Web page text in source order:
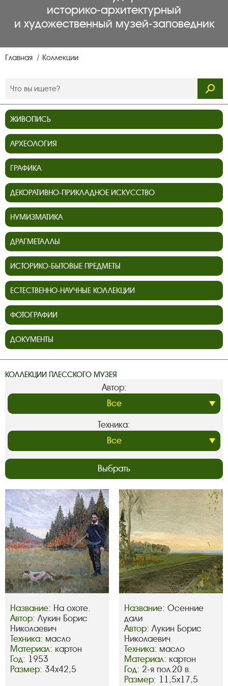
историко‑архитектурный
и художественный музей‑заповедник
Главная Коллекции
ЖИВОПИСЬ
АРХЕОЛОГИЯ
ГРАФИКА
ДЕКОРАТИВНО-ПРИКЛАДНОЕ ИСКУССТВО
НУМИЗМАТИКА
ДРАГМЕТАЛЛЫ
ИСТОРИКО-БЫТОВЫЕ ПРЕДМЕТЫ
ЕСТЕСТВЕННО-НАУЧНЫЕ КОЛЛЕКЦИИ
ФОТОГРАФИИ
ДОКУМЕНТЫ
КОЛЛЕКЦИИ ПЛЕССКОГО МУЗЕЯ
Автор:
Техника:
Выбрать
Название: На охоте.
Автор: Лукин Борис
Николаевич
Техника: масло
Материал: картон
Год: 1953
Размер: 34х42,5
Название: Осенние
дали
Автор: Лукин Борис
Николаевич
Техника: масло
Материал: картон
Год: 2-я пол.20 в.
Размер: 11,5х17,5